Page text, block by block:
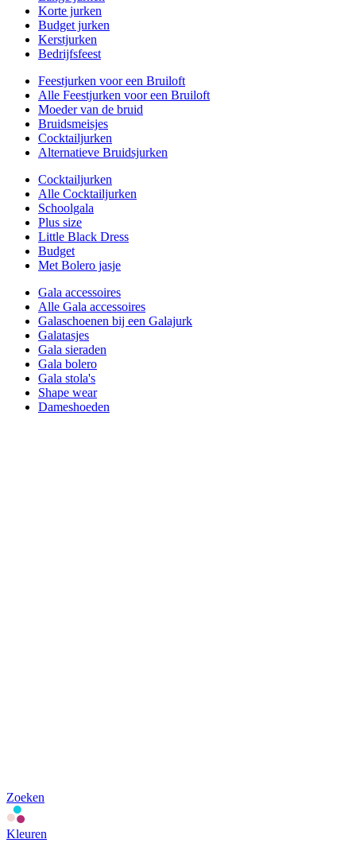
Korte jurken
Budget jurken
Kerstjurken
Bedrijfsfeest
Feestjurken voor een Bruiloft
Alle Feestjurken voor een Bruiloft
Moeder van de bruid
Bruidsmeisjes
Cocktailjurken
Alternatieve Bruidsjurken
Cocktailjurken
Alle Cocktailjurken
Schoolgala
Plus size
Little Black Dress
Budget
Met Bolero jasje
Gala accessoires
Alle Gala accessoires
Galaschoenen bij een Galajurk
Galatasjes
Gala sieraden
Gala bolero
Gala stola's
Shape wear
Dameshoeden
Zoeken
Kleuren